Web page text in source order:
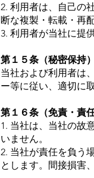
2. 利用者は、自己の
断な複製・転載・再
3. 利用者が当社に提
第１５条（秘密保持）
当社および利用者は
ー等に従い、適切に
第１６条（免責・責
1. 当社は、当社の故
いません。
2. 当社が責任を負う
とします。間接損害